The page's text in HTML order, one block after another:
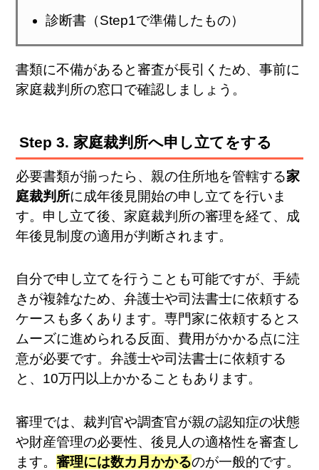
診断書（Step1で準備したもの）
書類に不備があると審査が長引くため、事前に
家庭裁判所の窓口で確認しましょう。
Step 3. 家庭裁判所へ申し立てをする
必要書類が揃ったら、親の住所地を管轄する家
庭裁判所に成年後見開始の申し立てを行いま
す。申し立て後、家庭裁判所の審理を経て、成
年後見制度の適用が判断されます。
自分で申し立てを行うことも可能ですが、手続
きが複雑なため、弁護士や司法書士に依頼する
ケースも多くあります。専門家に依頼するとス
ムーズに進められる反面、費用がかかる点に注
意が必要です。弁護士や司法書士に依頼する
と、10万円以上かかることもあります。
審理では、裁判官や調査官が親の認知症の状態
や財産管理の必要性、後見人の適格性を審査し
ます。審理には数カ月かかるのが一般的です。